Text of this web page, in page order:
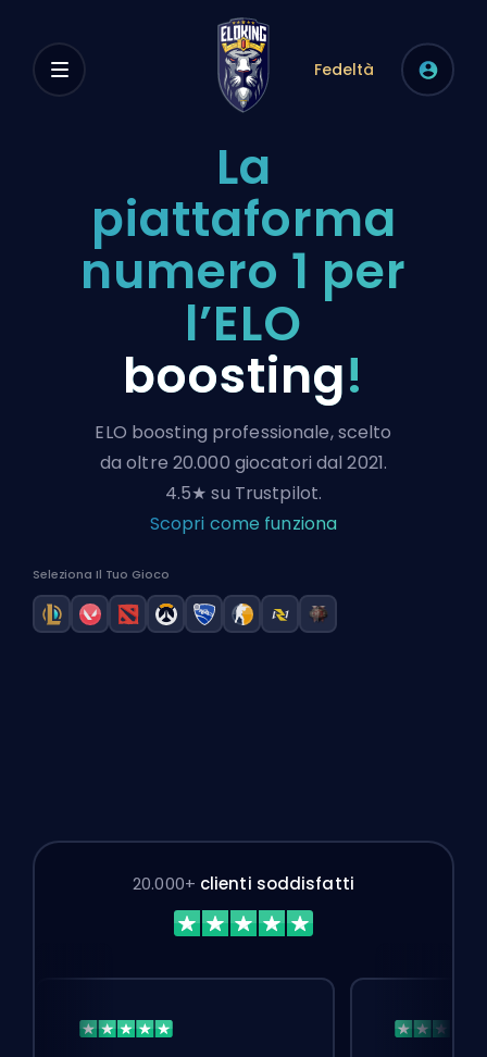
Fedeltà
La
piattaforma
numero 1 per
l’ELO
boosting!
ELO boosting professionale, scelto
da oltre 20.000 giocatori dal 2021.
4.5★ su Trustpilot.
Scopri come funziona
Seleziona Il Tuo Gioco
League of Legends boost
Valorant boost
Dota 2 boost
Overwatch 2 boost
Rocket League boost
Counter-Strike boost
Marvel Rivals boost
Path of Exile 2
20.000+ clienti soddisfatti